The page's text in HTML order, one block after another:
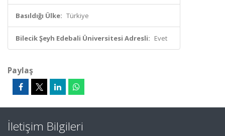
Basıldığı Ülke: Türkiye
Bilecik Şeyh Edebali Üniversitesi Adresli: Evet
Paylaş
İletişim Bilgileri